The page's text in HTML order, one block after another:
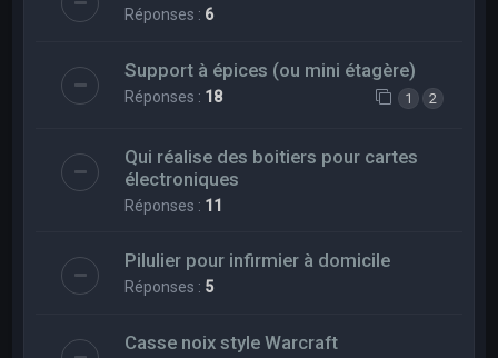
Réponses : 6
Support à épices (ou mini étagère)
Réponses : 18 1 2
Qui réalise des boitiers pour cartes
électroniques
Réponses : 11
Pilulier pour infirmier à domicile
Réponses : 5
Casse noix style Warcraft